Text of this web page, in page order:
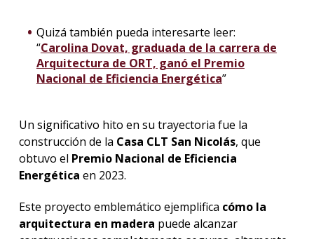
Quizá también pueda interesarte leer:
“Carolina Dovat, graduada de la carrera de
Arquitectura de ORT, ganó el Premio
Nacional de Eficiencia Energética”
Un significativo hito en su trayectoria fue la
construcción de la Casa CLT San Nicolás, que
obtuvo el Premio Nacional de Eficiencia
Energética en 2023.
Este proyecto emblemático ejemplifica cómo la
arquitectura en madera puede alcanzar